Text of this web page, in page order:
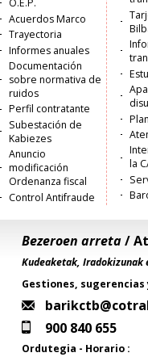
O.E.P.
Acuerdos Marco
Trayectoria
Informes anuales
Documentación
sobre normativa de
ruidos
Perfil contratante
Subestación de
Kabiezes
Anuncio
modificación
Ordenanza fiscal
Control Antifraude
la
Bezeroen arreta/
Kudeaketak,
Gestiones, sugerencias
900 840 655
Ordutegia - Horario :